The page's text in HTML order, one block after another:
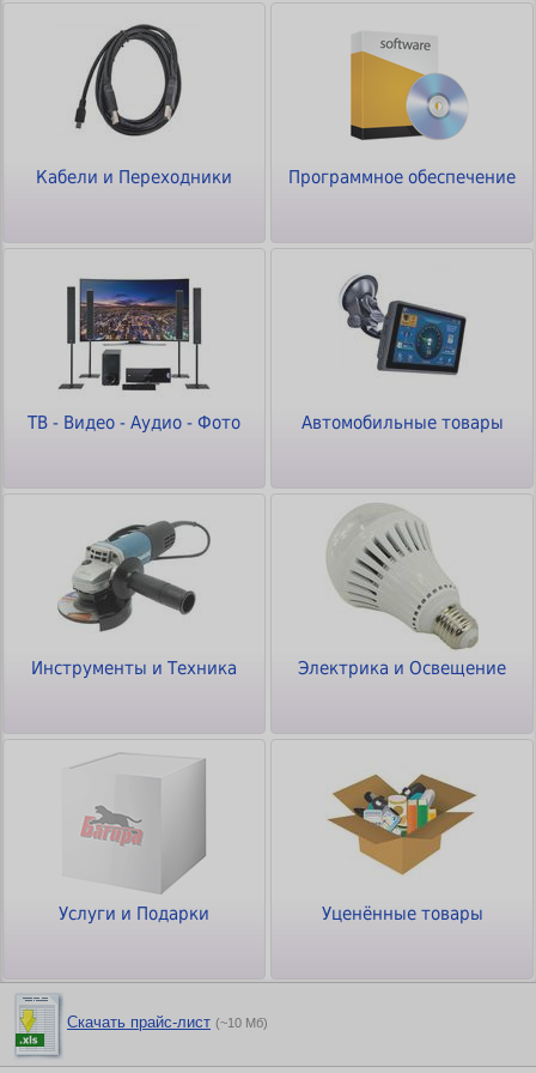
Кабели и Переходники Программное обеспечение
ТВ - Видео - Аудио - Фото Автомобильные товары
Инструменты и Техника Электрика и Освещение
Услуги и Подарки Уценённые товары
Скачать прайс-лист (~10 Мб)